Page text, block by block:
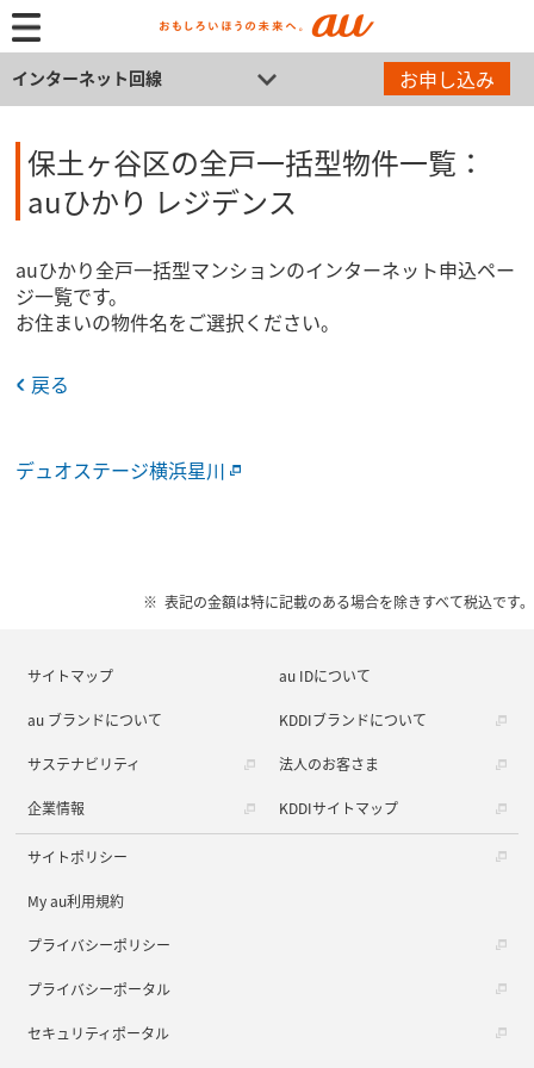
インターネット回線 お申し込み
保土ヶ谷区の全戸一括型物件一覧：
auひかり レジデンス
auひかり全戸一括型マンションのインターネット申込ペー
ジ一覧です。
お住まいの物件名をご選択ください。
戻る
デュオステージ横浜星川
表記の金額は特に記載のある場合を除きすべて税込です。
サイトマップ au IDについて
au ブランドについて KDDIブランドについて
サステナビリティ 法人のお客さま
企業情報 KDDIサイトマップ
サイトポリシー
My au利用規約
プライバシーポリシー
プライバシーポータル
セキュリティポータル